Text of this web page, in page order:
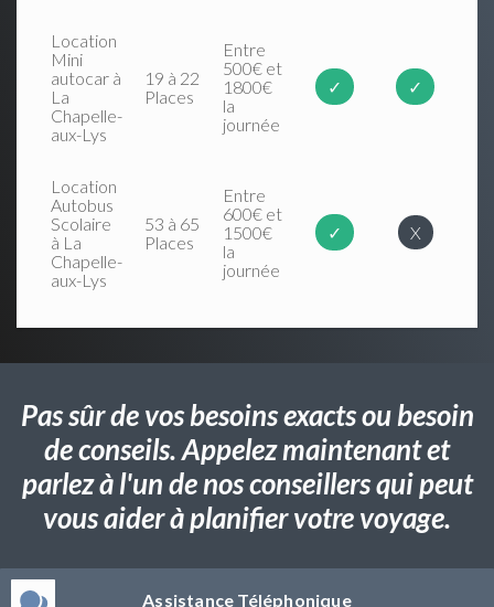
Location
Mini
autocar à
La
Chapelle-
aux-Lys
19 à 22
Places
Entre
500€ et
1800€
la
journée
✓ ✓
Location
Autobus
Scolaire
à La
Chapelle-
aux-Lys
53 à 65
Places
Entre
600€ et
1500€
la
journée
✓ X
Pas sûr de vos besoins exacts ou besoin
de conseils. Appelez maintenant et
parlez à l'un de nos conseillers qui peut
vous aider à planifier votre voyage.
Assistance Téléphonique